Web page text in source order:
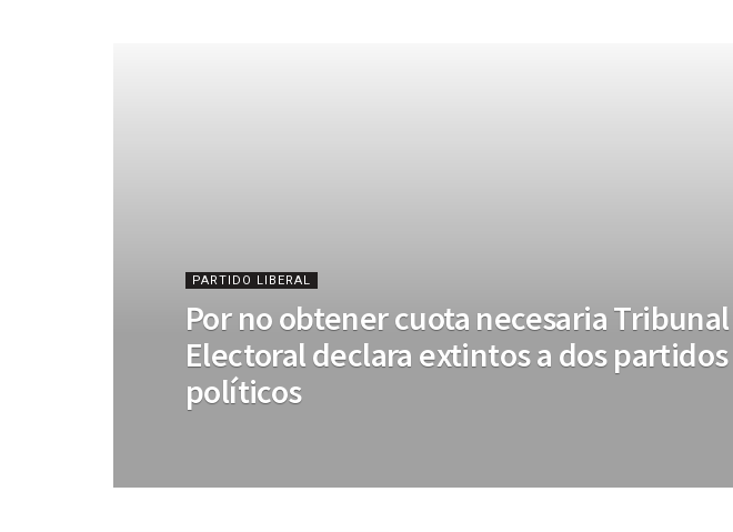
PARTIDO LIBERAL
Por no obtener cuota necesaria Tribunal
Electoral declara extintos a dos partidos
políticos